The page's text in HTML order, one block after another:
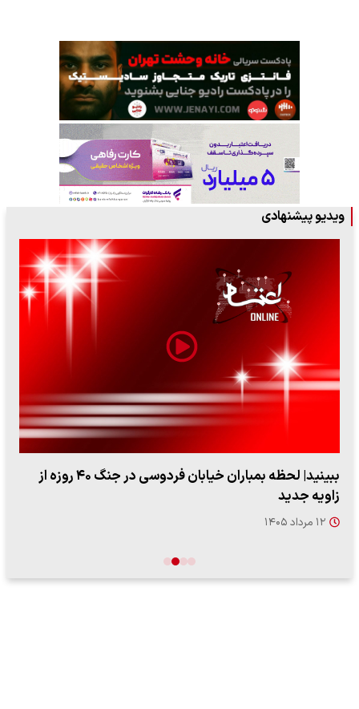
ویدیو پیشنهادی
ببینید| لحظه بمباران خیابان فردوسی در جنگ ۴۰ روزه از
زاویه جدید
۱۲ مرداد ۱۴۰۵